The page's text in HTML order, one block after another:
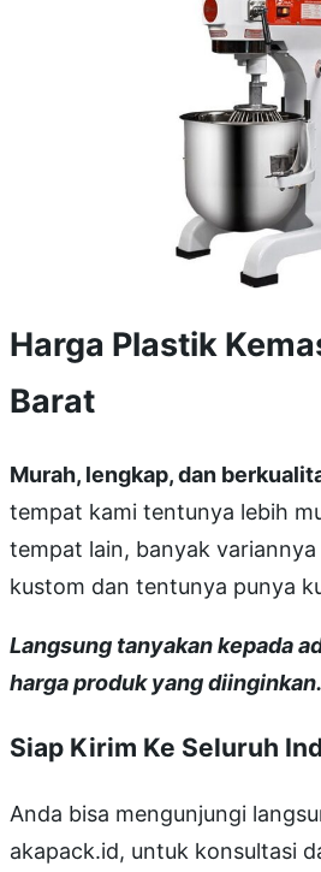
Harga Plastik
Barat
Murah, lengkap, dan
tempat kami tentunya lebih
tempat lain, banyak
kustom dan tentunya punya
Langsung tanyakan kepada
harga produk yang diinginkan.
Siap Kirim Ke Seluruh
Anda bisa mengunjungi
akapack.id, untuk konsultasi